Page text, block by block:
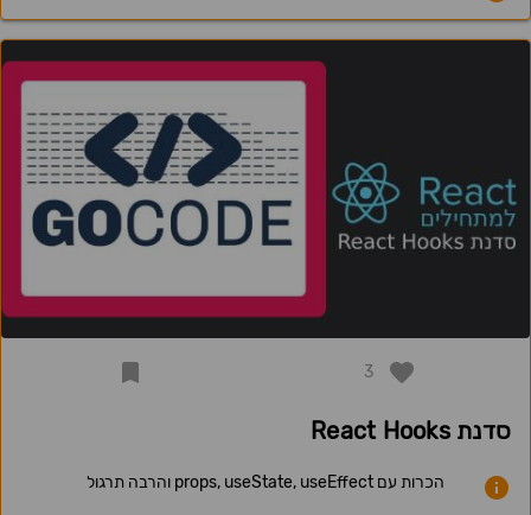
3
סדנת React Hooks
הכרות עם props, useState, useEffect והרבה תרגול